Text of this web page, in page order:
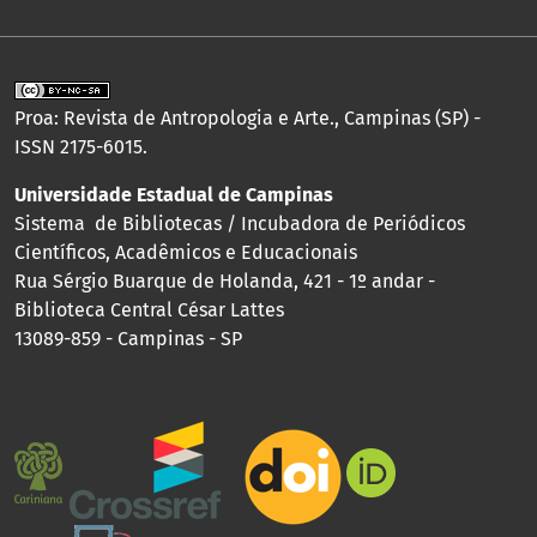
Proa: Revista de Antropologia e Arte., Campinas (SP) -
ISSN 2175-6015.
Universidade Estadual de Campinas
Sistema de Bibliotecas / Incubadora de Periódicos
Científicos, Acadêmicos e Educacionais
Rua Sérgio Buarque de Holanda, 421 - 1º andar -
Biblioteca Central César Lattes
13089-859 - Campinas - SP